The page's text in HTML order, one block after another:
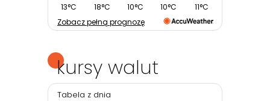
13°C
18°C
10°C
10°C
11°C
Zobacz pełną prognozę
kursy walut
Tabela z dnia